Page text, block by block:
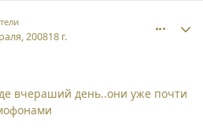
200818 г.
вчераший день..они уже почти